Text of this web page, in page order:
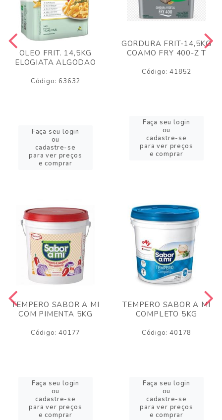
OLEO FRIT. 14,5KG
ELOGIATA ALGODAO
Código: 63632
Faça seu login
ou
cadastre-se
para ver preços
e comprar
GORDURA FRIT-14,5KG
COAMO FRY 400-Z T
Código: 41852
Faça seu login
ou
cadastre-se
para ver preços
e comprar
TEMPERO SABOR A MI
COM PIMENTA 5KG
Código: 40177
Faça seu login
ou
cadastre-se
para ver preços
e comprar
TEMPERO SABOR A MI
COMPLETO 5KG
Código: 40178
Faça seu login
ou
cadastre-se
para ver preços
e comprar